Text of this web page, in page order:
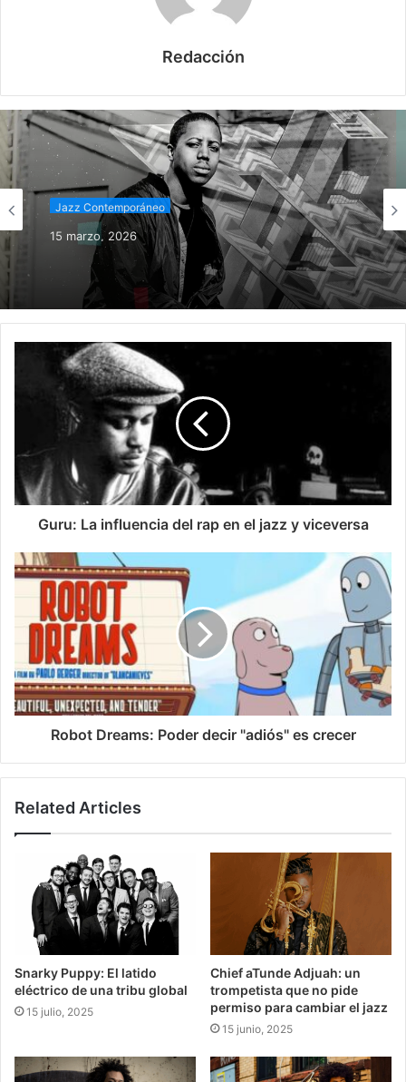
Redacción
Jazz Contemporáneo
15 marzo, 2026
Del jazz al beat digital
Guru: La influencia del rap en el jazz y viceversa
Robot Dreams: Poder decir "adiós" es crecer
Related Articles
Snarky Puppy: El latido
eléctrico de una tribu global
15 julio, 2025
Chief aTunde Adjuah: un
trompetista que no pide
permiso para cambiar el jazz
15 junio, 2025